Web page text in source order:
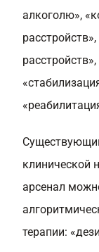
алкоголю»,
клинической
арсенал
терапии: